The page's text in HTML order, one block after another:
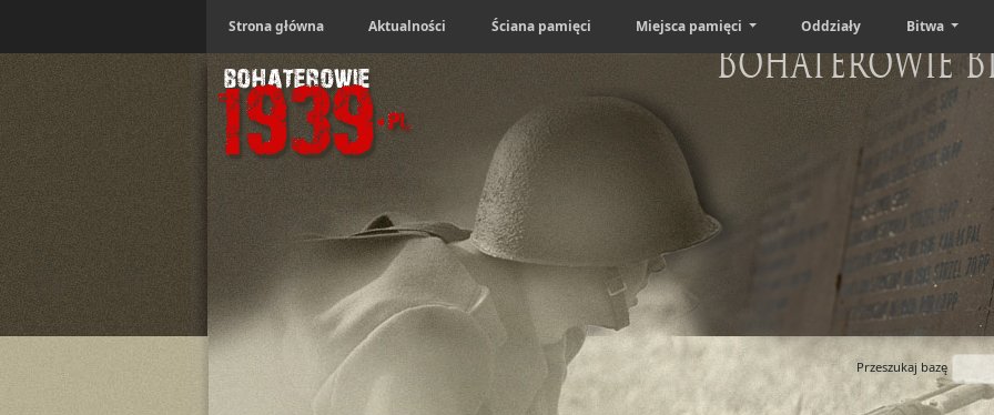
Strona główna Aktualności Ściana pamięci Miejsca pamięci Oddziały Bitwa
Bohaterowie
Przeszukaj bazę